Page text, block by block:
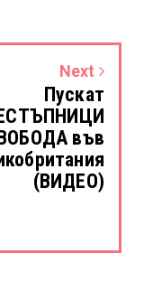
Next
Пускат
във
(ВИДЕО)